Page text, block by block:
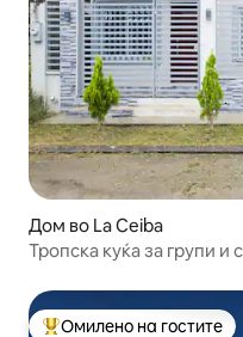
Дом во La Ceiba
Тропска куќа за групи и
Омилено на гостите